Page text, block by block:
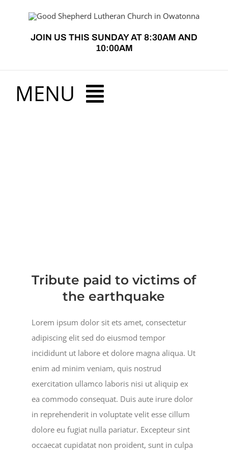
JOIN US THIS SUNDAY AT 8:30AM AND
10:00AM
MENU
EVENTS
CHURCH CENTER
Tribute paid to victims of
the earthquake
Lorem ipsum dolor sit ets amet, consectetur
adipiscing elit sed do eiusmod tempor
incididunt ut labore et dolore magna aliqua. Ut
enim ad minim veniam, quis nostrud
exercitation ullamco laboris nisi ut aliquip ex
ea commodo consequat. Duis aute irure dolor
in reprehenderit in voluptate velit esse cillum
dolore eu fugiat nulla pariatur. Excepteur sint
occaecat cupidatat non proident, sunt in culpa